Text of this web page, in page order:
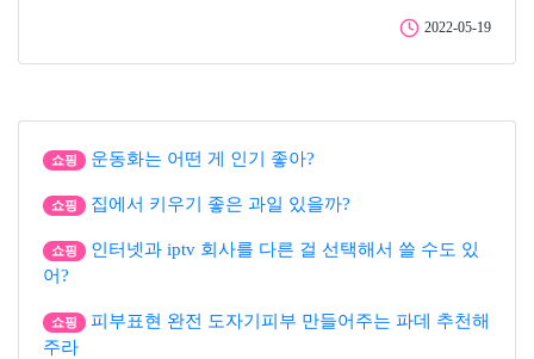
2022-05-19
쇼핑 운동화는 어떤 게 인기 좋아?
쇼핑 집에서 키우기 좋은 과일 있을까?
쇼핑
인터넷과 iptv 회사를 다른 걸 선택해서 쓸 수도 있
어?
쇼핑
피부표현 완전 도자기피부 만들어주는 파데 추천해
주라